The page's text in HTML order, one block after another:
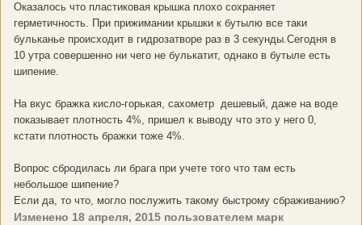
Оказалось что пластиковая крышка плохо сохраняет
герметичность. При прижимании крышки к бутылю все таки
бульканье происходит в гидрозатворе раз в 3 секунды.Сегодня в
10 утра совершенно ни чего не булькатит, однако в бутыле есть
шипение.
На вкус бражка кисло-горькая, сахометр дешевый, даже на воде
показывает плотность 4%, пришел к выводу что это у него 0,
кстати плотность бражки тоже 4%.
Вопрос сбродилась ли брага при учете того что там есть
небольшое шипение?
Если да, то что, могло послужить такому быстрому сбраживанию?
Изменено 18 апреля, 2015 пользователем марк